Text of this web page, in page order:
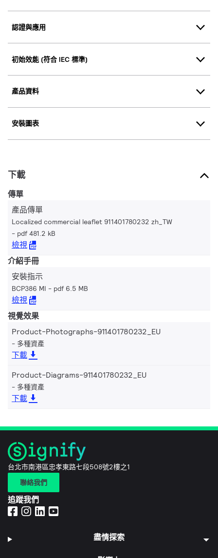
認證與應用
初始效能 (符合 IEC 標準)
產品資料
安裝圖表
下載
傳單
產品傳單
Localized commercial leaflet 911401780232 zh_TW
pdf 481.2 kB
檢視
介紹手冊
安裝指示
BCP386 MI pdf 6.5 MB
檢視
視覺效果
Product-Photographs-911401780232_EU
多種資產
下載
Product-Diagrams-911401780232_EU
多種資產
下載
台北市南港區忠孝東路七段508號2樓之1
聯絡我們
追蹤我們
盡情探索